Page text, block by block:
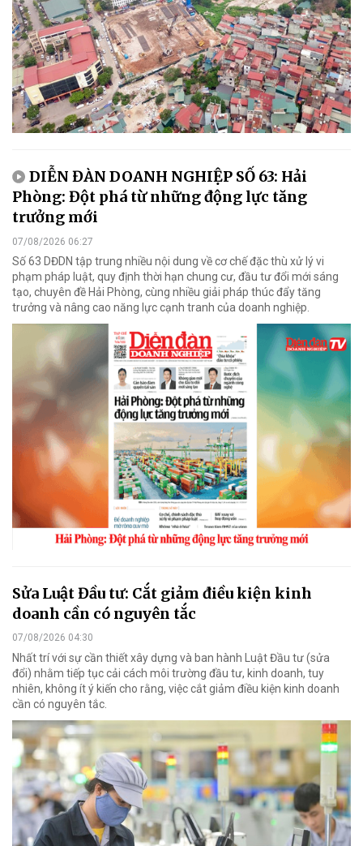
DIỄN ĐÀN DOANH NGHIỆP SỐ 63: Hải
Phòng: Đột phá từ những động lực tăng
trưởng mới
07/08/2026 06:27
Số 63 DĐDN tập trung nhiều nội dung về cơ chế đặc thù xử lý vi
phạm pháp luật, quy định thời hạn chung cư, đầu tư đổi mới sáng
tạo, chuyên đề Hải Phòng, cùng nhiều giải pháp thúc đẩy tăng
trưởng và nâng cao năng lực cạnh tranh của doanh nghiệp.
Sửa Luật Đầu tư: Cắt giảm điều kiện kinh
doanh cần có nguyên tắc
07/08/2026 04:30
Nhất trí với sự cần thiết xây dựng và ban hành Luật Đầu tư (sửa
đổi) nhằm tiếp tục cải cách môi trường đầu tư, kinh doanh, tuy
nhiên, không ít ý kiến cho rằng, việc cắt giảm điều kiện kinh doanh
cần có nguyên tắc.